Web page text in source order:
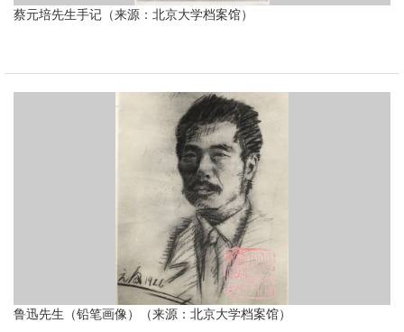
蔡元培先生手记（来源：北京大学档案馆）
鲁迅先生（铅笔画像）（来源：北京大学档案馆）